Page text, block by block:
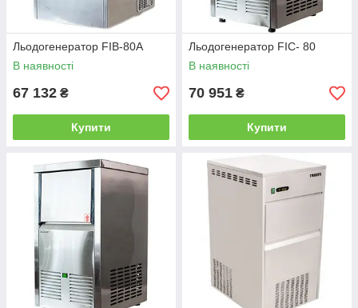
Льодогенератор FIB-80A
В наявності
67 132 ₴
Купити
Льодогенератор FIC- 80
В наявності
70 951 ₴
Купити